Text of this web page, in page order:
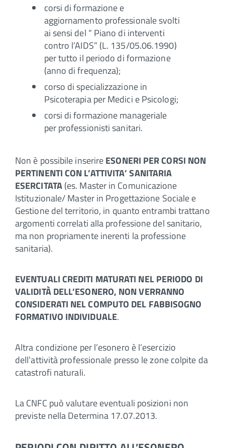
corsi di formazione e
aggiornamento professionale svolti
ai sensi del “ Piano di interventi
contro l’AIDS” (L. 135/05.06.1990)
per tutto il periodo di formazione
(anno di frequenza);
corso di specializzazione in
Psicoterapia per Medici e Psicologi;
corsi di formazione manageriale
per professionisti sanitari.
Non è possibile inserireESONERI PER CORSI NON
PERTINENTI CON L’ATTIVITA’ SANITARIA
ESERCITATA(es. Master in Comunicazione
Istituzionale/ Master in Progettazione Sociale e
Gestione del territorio, in quanto entrambi trattano
argomenti correlati alla professione del sanitario,
ma non propriamente inerenti la professione
sanitaria).
EVENTUALI CREDITI MATURATI NEL PERIODO DI
VALIDITÀ DELL’ESONERO, NON VERRANNO
CONSIDERATI NEL COMPUTO DEL FABBISOGNO
FORMATIVO INDIVIDUALE.
Altra condizione per l’esonero è l’esercizio
dell’attività professionale presso le zone colpite da
catastrofi naturali.
La CNFC può valutare eventuali posizioni non
previste nella Determina 17.07.2013.